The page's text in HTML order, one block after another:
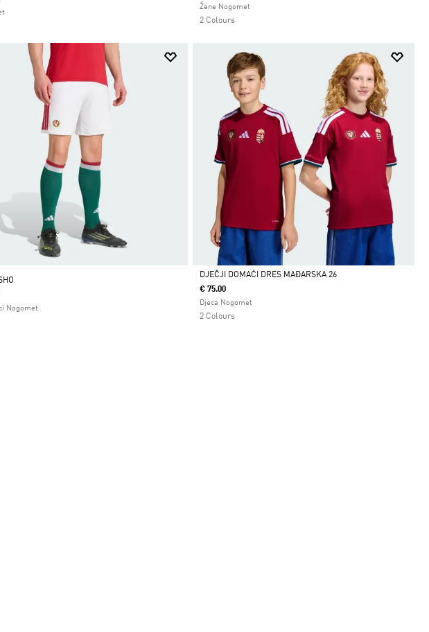
Da
Žene Nogomet
2 Colours
Nogomet
Da
DJEČJI DOMAĆI DRES MAĐARSKA 26
€ 75.00
Djeca Nogomet
2 Colours